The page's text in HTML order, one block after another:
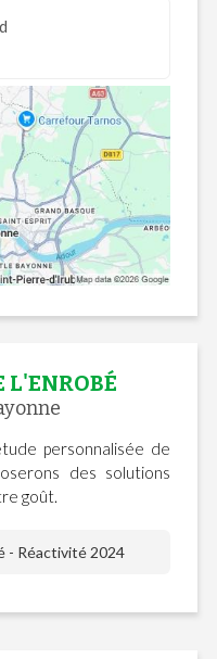
L'ENROBÉ
personnalisée de
des solutions
goût.
- Réactivité 2024